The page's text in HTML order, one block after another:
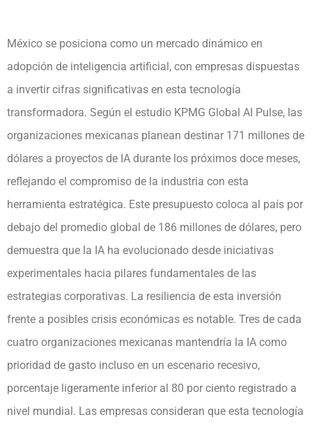
México se posiciona como un mercado dinámico en
adopción de inteligencia artificial, con empresas dispuestas
a invertir cifras significativas en esta tecnología
transformadora. Según el estudio KPMG Global AI Pulse, las
organizaciones mexicanas planean destinar 171 millones de
dólares a proyectos de IA durante los próximos doce meses,
reflejando el compromiso de la industria con esta
herramienta estratégica. Este presupuesto coloca al país por
debajo del promedio global de 186 millones de dólares, pero
demuestra que la IA ha evolucionado desde iniciativas
experimentales hacia pilares fundamentales de las
estrategias corporativas. La resiliencia de esta inversión
frente a posibles crisis económicas es notable. Tres de cada
cuatro organizaciones mexicanas mantendría la IA como
prioridad de gasto incluso en un escenario recesivo,
porcentaje ligeramente inferior al 80 por ciento registrado a
nivel mundial. Las empresas consideran que esta tecnología